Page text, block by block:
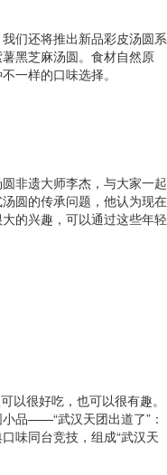
们还将推出新品彩皮汤圆系
黑芝麻汤圆。食材自然原
一样的口味选择。
非遗大师李杰，与大家一起
圆的传承问题，他认为现在
的兴趣，可以通过这些年轻
以很好吃，也可以很有趣。
品——“武汉天团出道了”：
味同台竞技，组成“武汉天